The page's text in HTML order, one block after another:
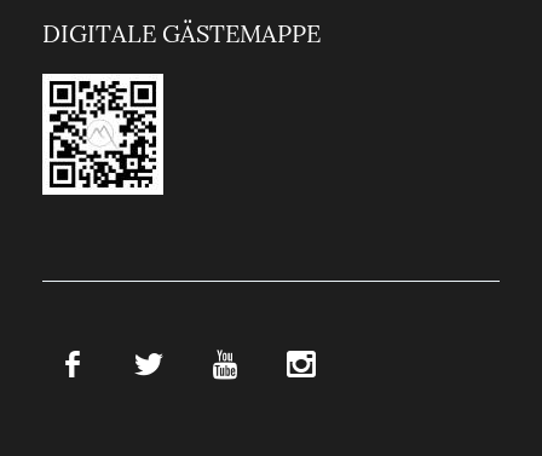
DIGITALE GÄSTEMAPPE